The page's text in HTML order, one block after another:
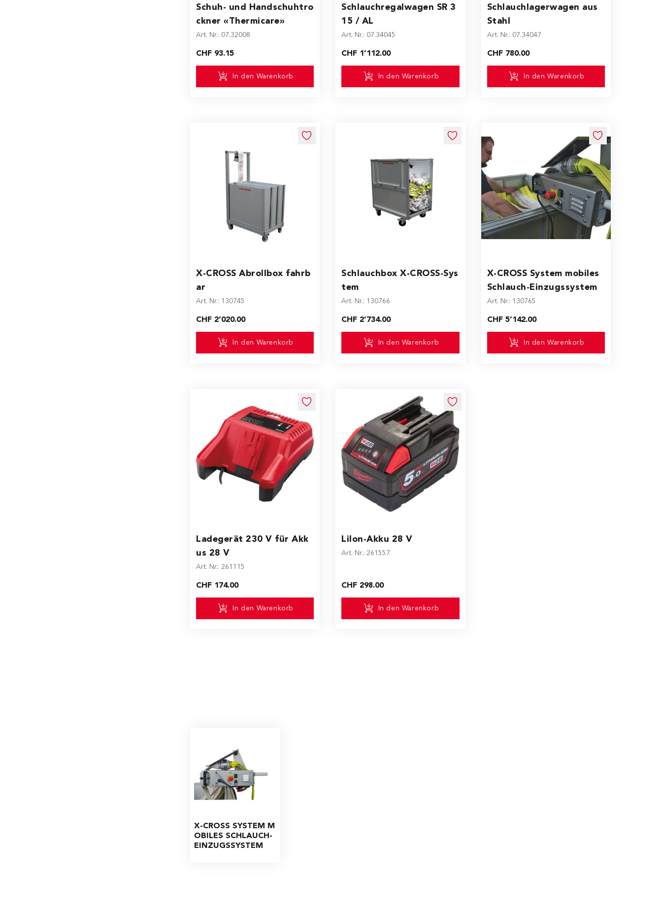
Schuh- und Handschuhtro
ckner «Thermicare»
Art. Nr.: 07.32008
CHF 93.15
In den Warenkorb
Schlauchregalwagen SR 3
15 / AL
Art. Nr.: 07.34045
CHF 1’112.00
In den Warenkorb
Schlauchlagerwagen aus
Stahl
Art. Nr.: 07.34047
CHF 780.00
In den Warenkorb
X-CROSS Abrollbox fahrb
ar
Art. Nr.: 130745
CHF 2’020.00
In den Warenkorb
Schlauchbox X-CROSS-Sys
tem
Art. Nr.: 130766
CHF 2’734.00
In den Warenkorb
X-CROSS System mobiles
Schlauch-Einzugssystem
Art. Nr.: 130765
CHF 5’142.00
In den Warenkorb
Ladegerät 230 V für Akk
us 28 V
Art. Nr.: 261115
CHF 174.00
In den Warenkorb
LiIon-Akku 28 V
Art. Nr.: 261557
CHF 298.00
In den Warenkorb
X-CROSS SYSTEM M
OBILES SCHLAUCH-
EINZUGSSYSTEM